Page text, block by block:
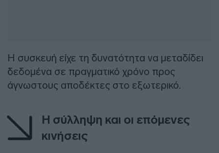
Η συσκευή είχε τη δυνατότητα να μεταδίδει
δεδομένα σε πραγματικό χρόνο προς
άγνωστους αποδέκτες στο εξωτερικό.
Η σύλληψη και οι επόμενες
κινήσεις